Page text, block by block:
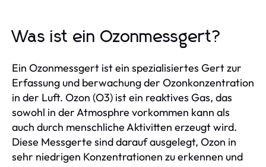
Was ist ein Ozonmessgert?
Ein Ozonmessgert ist ein spezialisiertes Gert zur
Erfassung und berwachung der Ozonkonzentration
in der Luft. Ozon (O3) ist ein reaktives Gas, das
sowohl in der Atmosphre vorkommen kann als
auch durch menschliche Aktivitten erzeugt wird.
Diese Messgerte sind darauf ausgelegt, Ozon in
sehr niedrigen Konzentrationen zu erkennen und